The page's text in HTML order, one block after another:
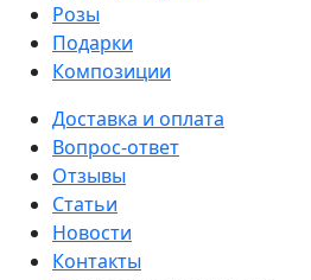
Розы
Подарки
Композиции
Доставка и оплата
Вопрос-ответ
Отзывы
Статьи
Новости
Контакты